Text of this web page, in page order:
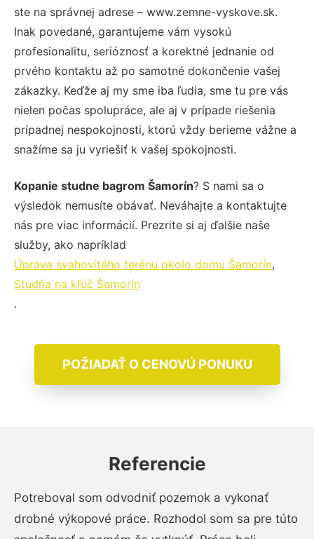
ste na správnej adrese – www.zemne-vyskove.sk.
Inak povedané, garantujeme vám vysokú
profesionalitu, serióznosť a korektné jednanie od
prvého kontaktu až po samotné dokončenie vašej
zákazky. Keďže aj my sme iba ľudia, sme tu pre vás
nielen počas spolupráce, ale aj v prípade riešenia
prípadnej nespokojnosti, ktorú vždy berieme vážne a
snažíme sa ju vyriešiť k vašej spokojnosti.
Kopanie studne bagrom Šamorín? S nami sa o
výsledok nemusíte obávať. Neváhajte a kontaktujte
nás pre viac informácií. Prezrite si aj ďalšie naše
služby, ako napríklad
Úprava svahovitého terénu okolo domu Šamorín,
Studňa na kľúč Šamorín
.
POŽIADAŤ O CENOVÚ PONUKU
Referencie
Potreboval som odvodniť pozemok a vykonať
drobné výkopové práce. Rozhodol som sa pre túto